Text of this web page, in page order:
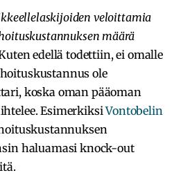
veloittamia
määrä
edellä todettiin, ei omalle
ole
koska oman pääoman
EsimerkiksiVontobelin
haluamasi knock-out